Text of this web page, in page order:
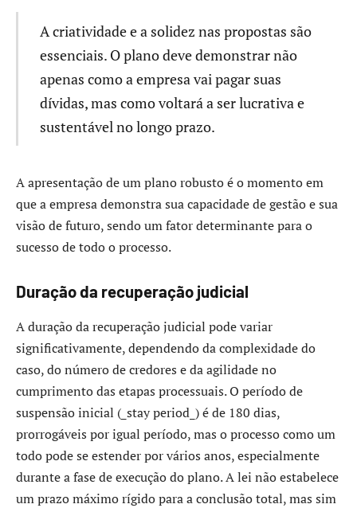
A criatividade e a solidez nas propostas são
essenciais. O plano deve demonstrar não
apenas como a empresa vai pagar suas
dívidas, mas como voltará a ser lucrativa e
sustentável no longo prazo.
A apresentação de um plano robusto é o momento em
que a empresa demonstra sua capacidade de gestão e sua
visão de futuro, sendo um fator determinante para o
sucesso de todo o processo.
Duração da recuperação judicial
A duração da recuperação judicial pode variar
significativamente, dependendo da complexidade do
caso, do número de credores e da agilidade no
cumprimento das etapas processuais. O período de
suspensão inicial (_stay period_) é de 180 dias,
prorrogáveis por igual período, mas o processo como um
todo pode se estender por vários anos, especialmente
durante a fase de execução do plano. A lei não estabelece
um prazo máximo rígido para a conclusão total, mas sim